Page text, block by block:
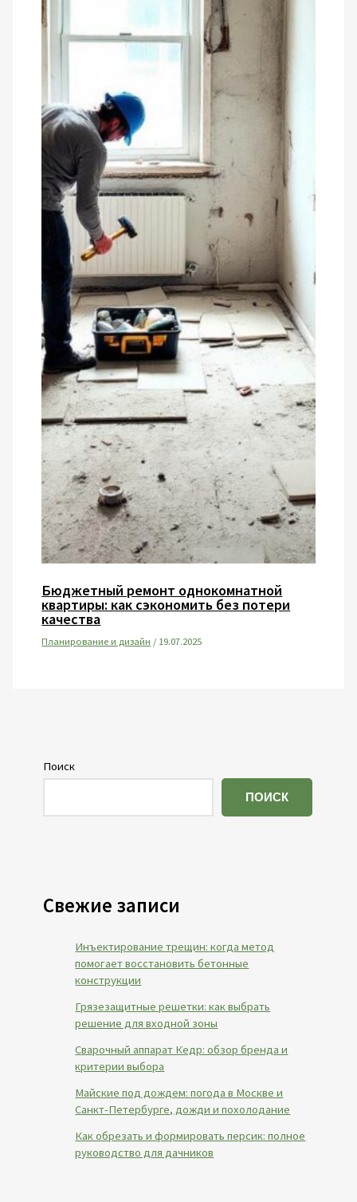
Бюджетный ремонт однокомнатной
квартиры: как сэкономить без потери
качества
Планирование и дизайн /19.07.2025
Поиск
ПОИСК
Свежие записи
Инъектирование трещин: когда метод
помогает восстановить бетонные
конструкции
Грязезащитные решетки: как выбрать
решение для входной зоны
Сварочный аппарат Кедр: обзор бренда и
критерии выбора
Майские под дождем: погода в Москве и
Санкт-Петербурге, дожди и похолодание
Как обрезать и формировать персик: полное
руководство для дачников